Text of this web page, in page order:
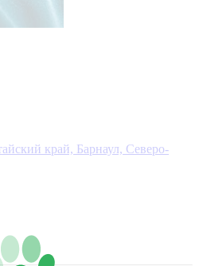
край, Барнаул, Северо-